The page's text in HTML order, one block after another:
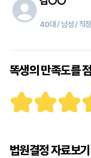
40대 / 남성 / 직
똑생의 만족도를
법원결정 자료보기